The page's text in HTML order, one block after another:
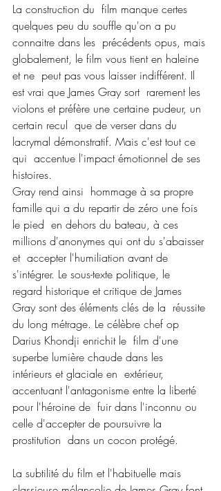
La construction du  film manque certes
quelques peu du souffle qu'on a pu
connaitre dans les  précédents opus, mais
globalement, le film vous tient en haleine
et ne  peut pas vous laisser indifférent. Il
est vrai que James Gray sort  rarement les
violons et préfère une certaine pudeur, un
certain recul  que de verser dans du
lacrymal démonstratif. Mais c'est tout ce
qui  accentue l'impact émotionnel de ses
histoires.
Gray rend ainsi  hommage à sa propre
famille qui a du repartir de zéro une fois
le pied  en dehors du bateau, à ces
millions d'anonymes qui ont du s'abaisser
et  accepter l'humiliation avant de
s'intégrer. Le sous-texte politique, le
regard historique et critique de James
Gray sont des éléments clés de la  réussite
du long métrage. Le célèbre chef op
Darius Khondji enrichit le  film d'une
superbe lumière chaude dans les
intérieurs et glaciale en  extérieur,
accentuant l'antagonisme entre la liberté
pour l'héroine de  fuir dans l'inconnu ou
celle d'accepter de poursuivre la
prostitution  dans un cocon protégé.
La subtilité du film et l'habituelle mais